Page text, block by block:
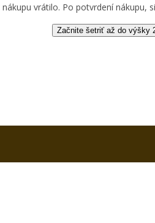
vrátilo. Po potvrdení
Začnite šetriť až do výšky